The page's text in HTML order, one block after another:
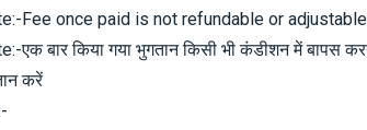
Fee once paid is not refundable or
एक बार किया गया भुगतान किसी भी कंडीशन में
करें